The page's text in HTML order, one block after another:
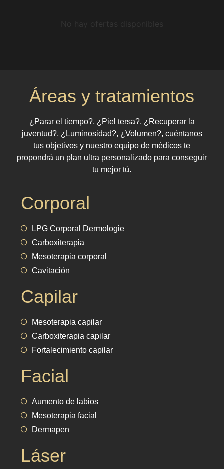
No hay ofertas disponibles
Áreas y tratamientos
¿Parar el tiempo?, ¿Piel tersa?, ¿Recuperar la
juventud?, ¿Luminosidad?, ¿Volumen?, cuéntanos
tus objetivos y nuestro equipo de médicos te
propondrá un plan ultra personalizado para conseguir
tu mejor tú.
Corporal
LPG Corporal Dermologie
Carboxiterapia
Mesoterapia corporal
Cavitación
Capilar
Mesoterapia capilar
Carboxiterapia capilar
Fortalecimiento capilar
Facial
Aumento de labios
Mesoterapia facial
Dermapen
Láser